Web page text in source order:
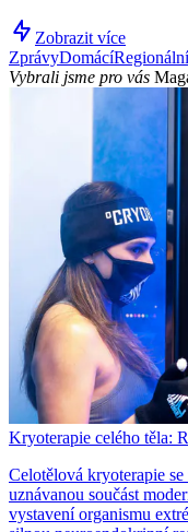
Zobrazit více
ZprávyDomácíRegionální
Vybrali jsme pro vás
Kryoterapie celého těla:
Celotělová kryoterapie
uznávanou součást
vystavení organismu